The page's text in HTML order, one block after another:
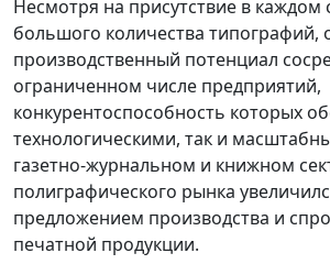
Несмотря на присутствие в каждом
большого количества типографий,
производственный потенциал
ограниченном числе предприятий,
конкурентоспособность которых
технологическими, так и
газетно-журнальном и книжном
полиграфического рынка
предложением производства и
печатной продукции.